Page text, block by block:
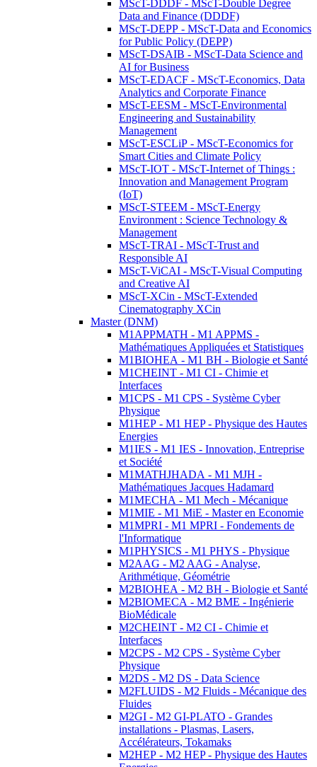
MScT-DDDF - MScT-Double Degree
Data and Finance (DDDF)
MScT-DEPP - MScT-Data and Economics
for Public Policy (DEPP)
MScT-DSAIB - MScT-Data Science and
AI for Business
MScT-EDACF - MScT-Economics, Data
Analytics and Corporate Finance
MScT-EESM - MScT-Environmental
Engineering and Sustainability
Management
MScT-ESCLiP - MScT-Economics for
Smart Cities and Climate Policy
MScT-IOT - MScT-Internet of Things :
Innovation and Management Program
(IoT)
MScT-STEEM - MScT-Energy
Environment : Science Technology &
Management
MScT-TRAI - MScT-Trust and
Responsible AI
MScT-ViCAI - MScT-Visual Computing
and Creative AI
MScT-XCin - MScT-Extended
Cinematography XCin
Master (DNM)
M1APPMATH - M1 APPMS -
Mathématiques Appliquées et Statistiques
M1BIOHEA - M1 BH - Biologie et Santé
M1CHEINT - M1 CI - Chimie et
Interfaces
M1CPS - M1 CPS - Système Cyber
Physique
M1HEP - M1 HEP - Physique des Hautes
Energies
M1IES - M1 IES - Innovation, Entreprise
et Société
M1MATHJHADA - M1 MJH -
Mathématiques Jacques Hadamard
M1MECHA - M1 Mech - Mécanique
M1MIE - M1 MiE - Master en Economie
M1MPRI - M1 MPRI - Fondements de
l'Informatique
M1PHYSICS - M1 PHYS - Physique
M2AAG - M2 AAG - Analyse,
Arithmétique, Géométrie
M2BIOHEA - M2 BH - Biologie et Santé
M2BIOMECA - M2 BME - Ingénierie
BioMédicale
M2CHEINT - M2 CI - Chimie et
Interfaces
M2CPS - M2 CPS - Système Cyber
Physique
M2DS - M2 DS - Data Science
M2FLUIDS - M2 Fluids - Mécanique des
Fluides
M2GI - M2 GI-PLATO - Grandes
installations - Plasmas, Lasers,
Accélérateurs, Tokamaks
M2HEP - M2 HEP - Physique des Hautes